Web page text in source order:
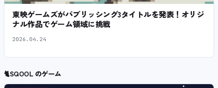
東映ゲームズがパブリッシング3タイトルを発表！オリジ
ナル作品でゲーム領域に挑戦
2026.04.24
🐈SQOOL のゲーム